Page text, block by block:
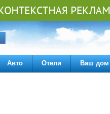
Авто Отели Ваш дом